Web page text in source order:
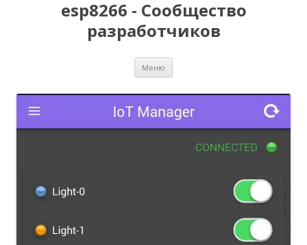
esp8266 - Сообщество
разработчиков
Меню